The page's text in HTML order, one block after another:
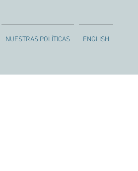
NUESTRAS POLÍTICAS ENGLISH